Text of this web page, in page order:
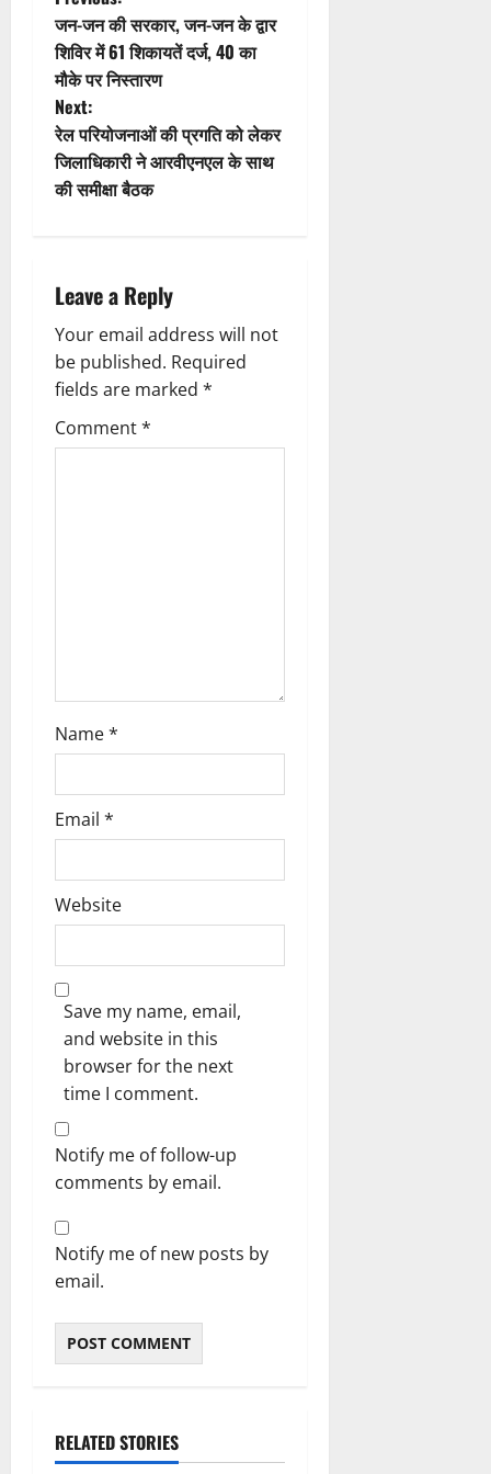
i
o
n
o
s
t
n
v
i
g
a
जन-जन की सरकार, जन-जन के द्वार
शिविर में 61 शिकायतें दर्ज, 40 का
मौके पर निस्तारण
Next:
रेल परियोजनाओं की प्रगति को लेकर
जिलाधिकारी ने आरवीएनएल के साथ
की समीक्षा बैठक
Leave a Reply
Your email address will not
be published. Required
fields are marked *
Comment*
Name*
Email *
Website
Save my name, email,
and website in this
browser for the next
time I comment.
Notify me of follow-up
comments by email.
Notify me of new posts by
email.
RELATED STORIES